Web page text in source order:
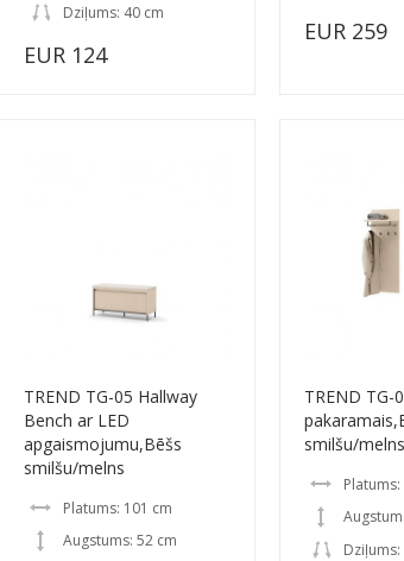
Dziļums: 40 cm
EUR 124
EUR 259
TREND TG-05 Hallway
Bench ar LED
apgaismojumu,Bēšs
smilšu/melns
Platums: 101 cm
Augstums: 52 cm
TREND TG-
smilšu/melns
Dziļums: